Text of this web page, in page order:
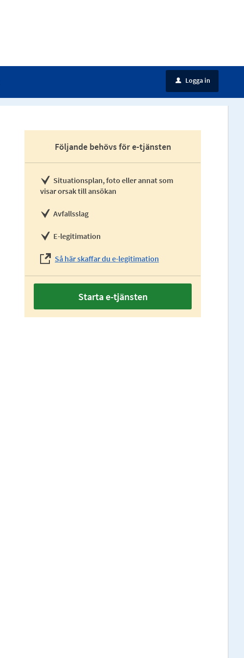
u Logga in
Följande behövs för e-tjänsten
Situationsplan, foto eller annat som
visar orsak till ansökan
Avfallsslag
E-legitimation
Så här skaffar du e-legitimation
Starta e-tjänsten